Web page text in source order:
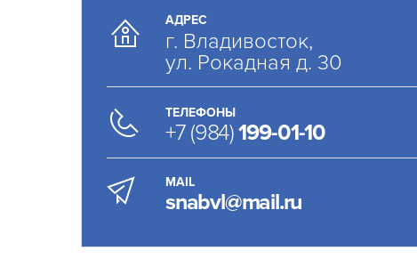
АДРЕС
г. Владивосток,
ул. Рокадная д. 30
ТЕЛЕФОНЫ
+7 (984)199-01-10
MAIL
snabvl@mail.ru